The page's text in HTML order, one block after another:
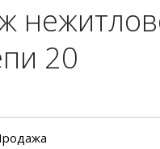
20